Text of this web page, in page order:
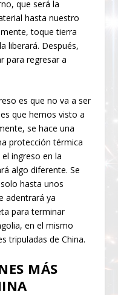
que será la
hasta nuestro
toque tierra
liberará. Después,
para regresar a
es que no va a ser
que hemos visto a
se hace una
protección térmica
ingreso en la
algo diferente. Se
hasta unos
adentrará ya
para terminar
en el mismo
tripuladas de China.
MÁS